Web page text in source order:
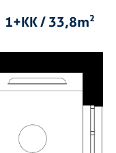
1+KK / 33,8m2